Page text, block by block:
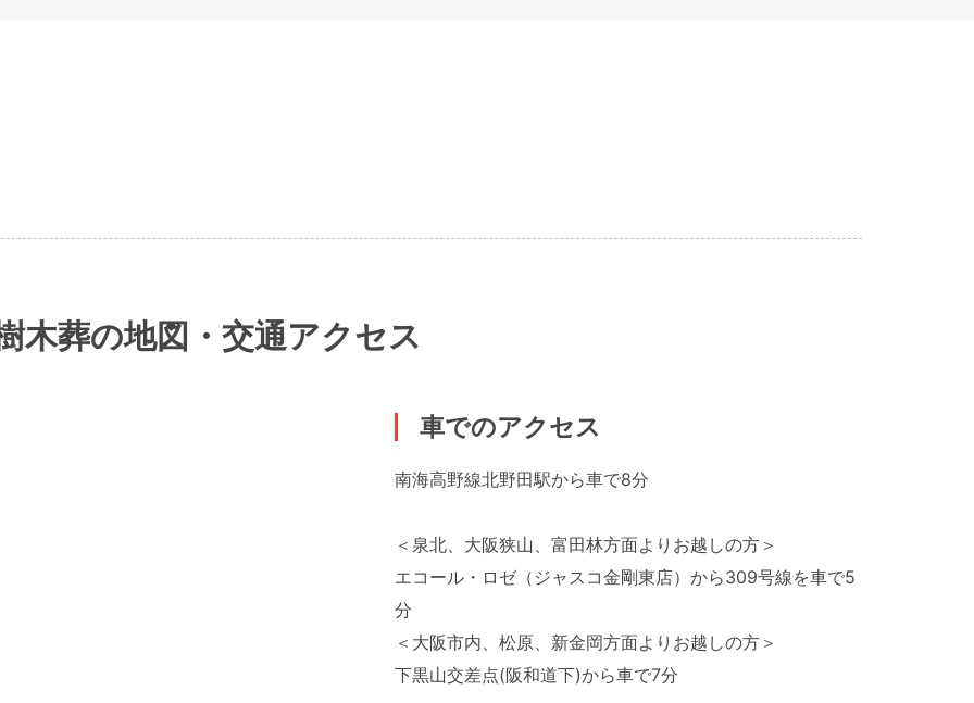
葬の地図・交通アクセス
車でのアクセス
南海高野線北野田駅から車で8分
＜泉北、大阪狭山、富田林方面よりお越しの方＞
エコール・ロゼ（ジャスコ金剛東店）から309号線を車で5
分
＜大阪市内、松原、新金岡方面よりお越しの方＞
下黒山交差点(阪和道下)から車で7分